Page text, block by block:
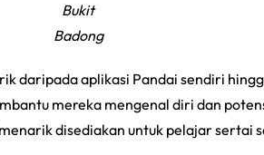
Bukit
Badong
daripada aplikasi Pandai sendiri
mereka mengenal diri dan
disediakan untuk pelajar sertai